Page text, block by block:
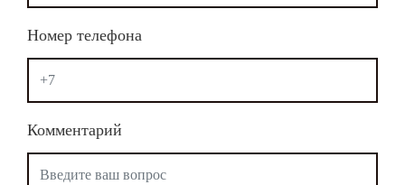
Номер телефона
Комментарий